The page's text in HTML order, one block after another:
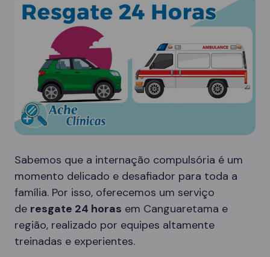
Sabemos que a internação compulsória é um
momento delicado e desafiador para toda a
família. Por isso, oferecemos um serviço
de resgate 24 horas em Canguaretama e
região, realizado por equipes altamente
treinadas e experientes.